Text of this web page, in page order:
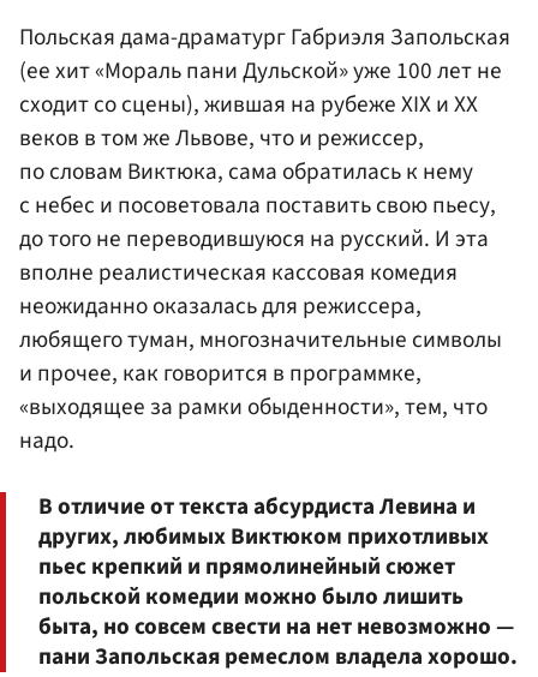
Польская дама-драматург Габриэля Запольская
(ее хит «Мораль пани Дульской» уже 100 лет не
сходит со сцены), жившая на рубеже ХIХ и ХХ
веков в том же Львове, что и режиссер,
по словам Виктюка, сама обратилась к нему
с небес и посоветовала поставить свою пьесу,
до того не переводившуюся на русский. И эта
вполне реалистическая кассовая комедия
неожиданно оказалась для режиссера,
любящего туман, многозначительные символы
и прочее, как говорится в программке,
«выходящее за рамки обыденности», тем, что
надо.
В отличие от текста абсурдиста Левина и
других, любимых Виктюком прихотливых
пьес крепкий и прямолинейный сюжет
польской комедии можно было лишить
быта, но совсем свести на нет невозможно —
пани Запольская ремеслом владела хорошо.